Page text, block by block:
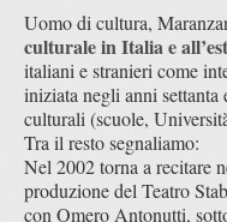
Uomo di cultura,
culturale in Italia e
italiani e stranieri come
iniziata negli anni settanta
culturali (scuole,
Tra il resto segnaliamo:
Nel 2002 torna a recitare
produzione del Teatro
con Omero Antonutti,